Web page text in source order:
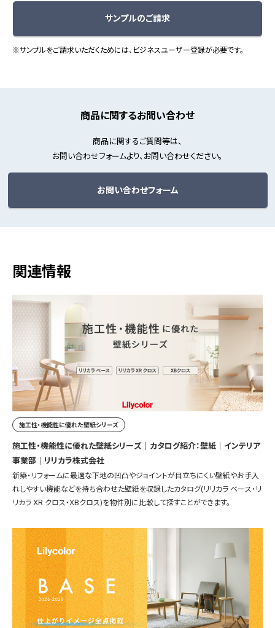
サンプルのご請求
※サンプルをご請求いただくためには、ビジネスユーザー登録が必要です。
商品に関するお問い合わせ
商品に関するご質問等は、
お問い合わせフォームより、お問い合わせください。
お問い合わせフォーム
関連情報
施工性・機能性に優れた壁紙シリーズ
施工性・機能性に優れた壁紙シリーズ｜カタログ紹介：壁紙｜インテリア
事業部｜リリカラ株式会社
新築・リフォームに最適な下地の凹凸やジョイントが目立ちにくい壁紙やお手入
れしやすい機能などを持ち合わせた壁紙を収録したカタログ(リリカラ ベース・リ
リカラ XR クロス・XBクロス)を物件別に比較して探すことができます。